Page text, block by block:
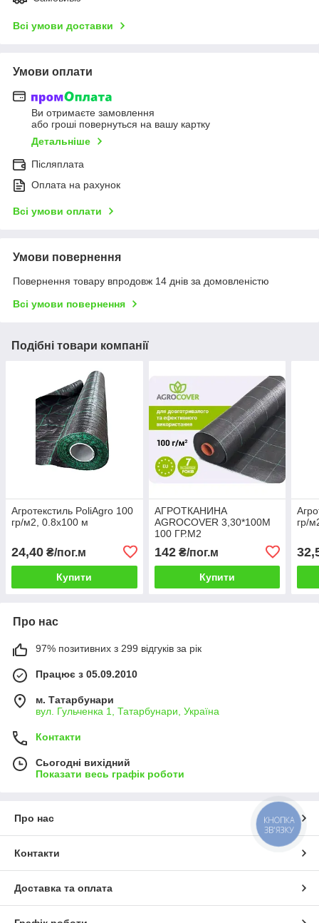
Всі умови доставки
Умови оплати
Ви отримаєте замовлення
або гроші повернуться на вашу картку
Детальніше
Післяплата
Оплата на рахунок
Всі умови оплати
Умови повернення
Повернення товару впродовж 14 днів за домовленістю
Всі умови повернення
Подібні товари компанії
Агротекстиль PoliAgro 100
гр/м2, 0.8х100 м
24,40 ₴/пог.м
Купити
АГРОТКАНИНА
AGROCOVER 3,30*100М
100 ГР.М2
142₴/пог.м
Купити
гр/
Про нас
97% позитивних з 299 відгуків за рік
Працює з 05.09.2010
м. Татарбунари
вул. Гульченка 1, Татарбунари, Україна
Контакти
Сьогодні вихідний
Показати весь графік роботи
Про нас
Контакти
Доставка та оплата
КНОПКА
ЗВ'ЯЗКУ